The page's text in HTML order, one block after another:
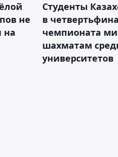
не
на
Студенты
в
чемпионата
шахматам
университетов